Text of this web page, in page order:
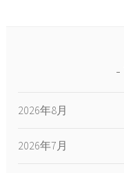
2026年8月
2026年7月